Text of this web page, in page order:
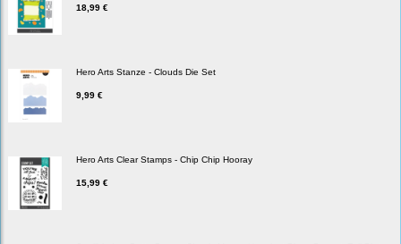
18,99 €
Hero Arts Stanze - Clouds Die Set
9,99 €
Hero Arts Clear Stamps - Chip Chip Hooray
15,99 €